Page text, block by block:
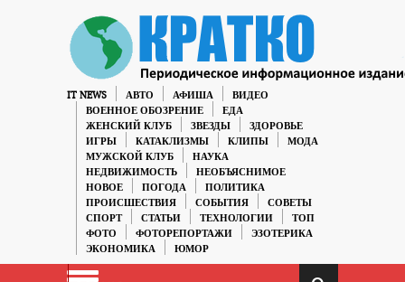
IT NEWS АВТО АФИША
ВИДЕО
ВОЕННОЕ ОБОЗРЕНИЕ
ЕДА
ЖЕНСКИЙ КЛУБ
ЗВЕЗДЫ
ЗДОРОВЬЕ
ИГРЫ
КАТАКЛИЗМЫ КЛИПЫ
МОДА
МУЖСКОЙ КЛУБ
НАУКА
НЕДВИЖИМОСТЬ
НЕОБЪЯСНИМОЕ
НОВОЕ
ПОГОДА
ПОЛИТИКА
ПРОИСШЕСТВИЯ
СОБЫТИЯ
СОВЕТЫ
СПОРТ
СТАТЬИ ТЕХНОЛОГИИ
ТОП
ФОТО
ФОТОРЕПОРТАЖИ
ЭЗОТЕРИКА
ЭКОНОМИКА
ЮМОР